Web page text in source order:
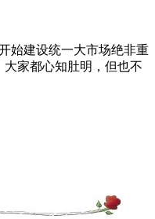
始建设统一大市场绝非重
家都心知肚明，但也不